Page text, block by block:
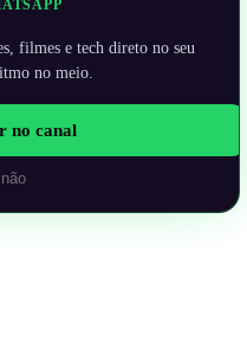
filmes e tech direto no seu
no meio.
no canal